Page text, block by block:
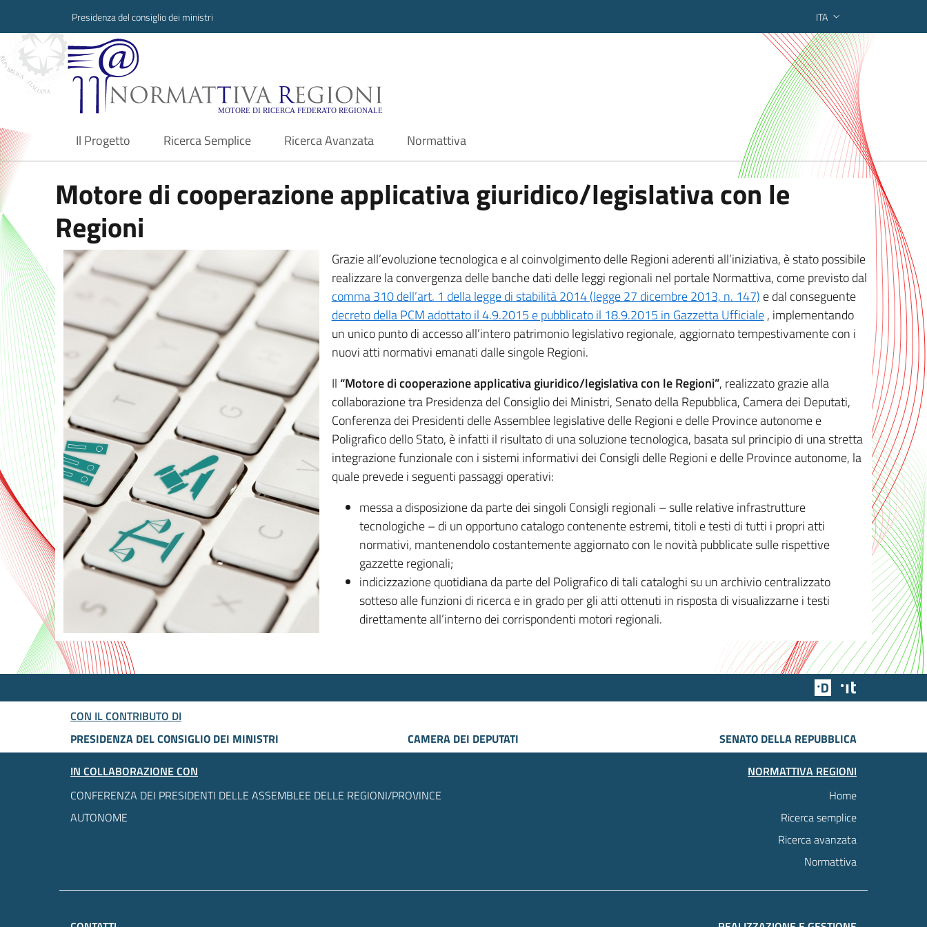
Presidenza del consiglio dei ministri ITA
Normattiva Regioni - Motore di ricerca federato regionale
Il Progetto
current Ricerca Semplice Ricerca Avanzata Normattiva
Motore di cooperazione applicativa giuridico/legislativa con le
Regioni
Grazie all’evoluzione tecnologica e al coinvolgimento delle Regioni aderenti all’iniziativa, è stato possibile
realizzare la convergenza delle banche dati delle leggi regionali nel portale Normattiva, come previsto dal
comma 310 dell’art. 1 della legge di stabilità 2014 (legge 27 dicembre 2013, n. 147) e dal conseguente
decreto della PCM adottato il 4.9.2015 e pubblicato il 18.9.2015 in Gazzetta Ufficiale, implementando
un unico punto di accesso all’intero patrimonio legislativo regionale, aggiornato tempestivamente con i
nuovi atti normativi emanati dalle singole Regioni.
Il “Motore di cooperazione applicativa giuridico/legislativa con le Regioni”, realizzato grazie alla
collaborazione tra Presidenza del Consiglio dei Ministri, Senato della Repubblica, Camera dei Deputati,
Conferenza dei Presidenti delle Assemblee legislative delle Regioni e delle Province autonome e
Poligrafico dello Stato, è infatti il risultato di una soluzione tecnologica, basata sul principio di una stretta
integrazione funzionale con i sistemi informativi dei Consigli delle Regioni e delle Province autonome, la
quale prevede i seguenti passaggi operativi:
messa a disposizione da parte dei singoli Consigli regionali – sulle relative infrastrutture
tecnologiche – di un opportuno catalogo contenente estremi, titoli e testi di tutti i propri atti
normativi, mantenendolo costantemente aggiornato con le novità pubblicate sulle rispettive
gazzette regionali;
indicizzazione quotidiana da parte del Poligrafico di tali cataloghi su un archivio centralizzato
sotteso alle funzioni di ricerca e in grado per gli atti ottenuti in risposta di visualizzarne i testi
direttamente all’interno dei corrispondenti motori regionali.
Team Digitale
CON IL CONTRIBUTO DI
PRESIDENZA DEL CONSIGLIO DEI MINISTRI
CAMERA DEI DEPUTATI
SENATO DELLA REPUBBLICA
IN COLLABORAZIONE CON
CONFERENZA DEI PRESIDENTI DELLE ASSEMBLEE DELLE REGIONI/PROVINCE
AUTONOME
NORMATTIVA REGIONI
Home
Ricerca semplice
Ricerca avanzata
Normattiva